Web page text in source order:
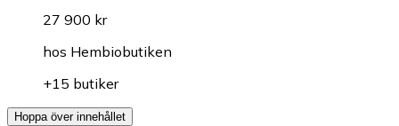
27 900 kr
hos Hembiobutiken
+15 butiker
Hoppa över innehållet